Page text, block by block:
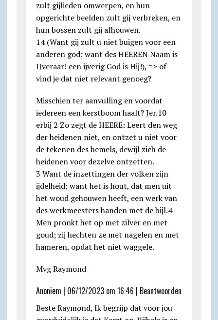
zult gijlieden omwerpen, en hun
opgerichte beelden zult gij verbreken, en
hun bossen zult gij afhouwen.
14 (Want gij zult u niet buigen voor een
anderen god; want des HEEREN Naam is
IJveraar! een ijverig God is Hij!), => of
vind je dat niet relevant genoeg?
Misschien ter aanvulling en voordat
iedereen een kerstboom haalt? Jer.10
erbij 2 Zo zegt de HEERE: Leert den weg
der heidenen niet, en ontzet u niet voor
de tekenen des hemels, dewijl zich de
heidenen voor dezelve ontzetten.
3 Want de inzettingen der volken zijn
ijdelheid; want het is hout, dat men uit
het woud gehouwen heeft, een werk van
des werkmeesters handen met de bijl.4
Men pronkt het op met zilver en met
goud; zij hechten ze met nagelen en met
hameren, opdat het niet waggele.
Mvg Raymond
Anoniem | 06/12/2023 om 16:46 | Beantwoorden
Beste Raymond, Ik begrijp dat voor jou